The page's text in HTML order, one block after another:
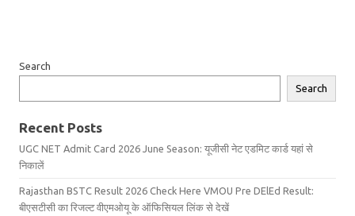
Search
Search
Recent Posts
UGC NET Admit Card 2026 June Season: यूजीसी नेट एडमिट कार्ड यहां से
निकालें
Rajasthan BSTC Result 2026 Check Here VMOU Pre DElEd Result:
बीएसटीसी का रिजल्ट वीएमओयू के ऑफिसियल लिंक से देखें